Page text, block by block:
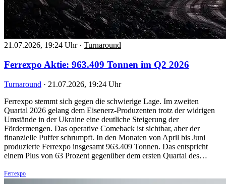
21.07.2026, 19:24 Uhr · Turnaround
Ferrexpo Aktie: 963.409 Tonnen im Q2 2026
Turnaround · 21.07.2026, 19:24 Uhr
Ferrexpo stemmt sich gegen die schwierige Lage. Im zweiten
Quartal 2026 gelang dem Eisenerz-Produzenten trotz der widrigen
Umstände in der Ukraine eine deutliche Steigerung der
Fördermengen. Das operative Comeback ist sichtbar, aber der
finanzielle Puffer schrumpft. In den Monaten von April bis Juni
produzierte Ferrexpo insgesamt 963.409 Tonnen. Das entspricht
einem Plus von 63 Prozent gegenüber dem ersten Quartal des…
Ferrexpo